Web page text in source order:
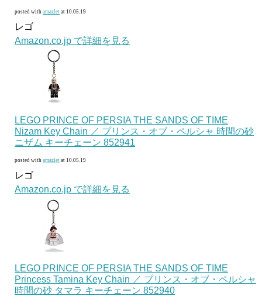
posted with amazlet at 10.05.19
レゴ
Amazon.co.jp で詳細を見る
LEGO PRINCE OF PERSIA THE SANDS OF TIME
Nizam Key Chain ／ プリンス・オブ・ペルシャ 時間の砂
ニザム キーチェーン 852941
posted with amazlet at 10.05.19
レゴ
Amazon.co.jp で詳細を見る
LEGO PRINCE OF PERSIA THE SANDS OF TIME
Princess Tamina Key Chain ／ プリンス・オブ・ペルシャ
時間の砂 タマラ キーチェーン 852940